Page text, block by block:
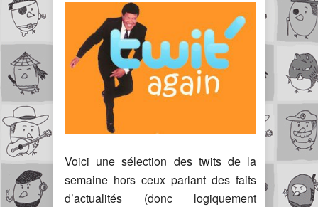
Voici une sélection des twits de la
semaine hors ceux parlant des faits
d’actualités (donc logiquement